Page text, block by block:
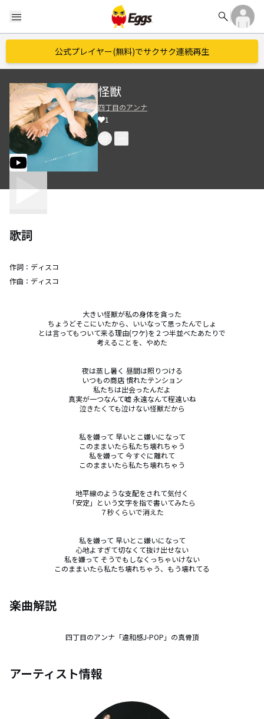
menu search
公式プレイヤー(無料)でサクサク連続再生
怪獣
四丁目のアンナ
1
歌詞
作詞： ディスコ
作曲： ディスコ
大きい怪獣が私の身体を貪った
ちょうどそこにいたから、いいなって思ったんでしょ
とは言ってもついて来る理由(ワケ)を２つ半並べたあたりで
考えることを、やめた
夜は蒸し暑く 昼間は照りつける
いつもの商店 慣れたテンション
私たちは出会ったんだよ
真実が一つなんて嘘 永遠なんて程遠いね
泣きたくても泣けない怪獣だから
私を嫌って 早いとこ嫌いになって
このままいたら私たち壊れちゃう
私を嫌って 今すぐに離れて
このままいたら私たち壊れちゃう
地平線のような支配をされて気付く
「安定」という文字を指で書いてみたら
７秒くらいで消えた
私を嫌って 早いとこ嫌いになって
心地よすぎて切なくて抜け出せない
私を嫌って そうでもしなくっちゃいけない
このままいたら私たち壊れちゃう、もう壊れてる
楽曲解説
四丁目のアンナ「違和感J-POP」の真骨頂
アーティスト情報